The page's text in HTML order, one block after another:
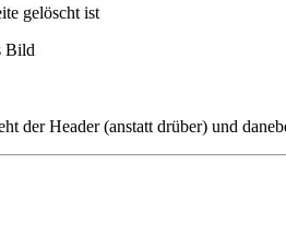
gelöscht ist
Bild
der Header (anstatt drüber) und